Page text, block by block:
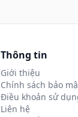
Thông tin
Giới thiệu
Chính sách bảo
Điều khoản sử
Liên hệ